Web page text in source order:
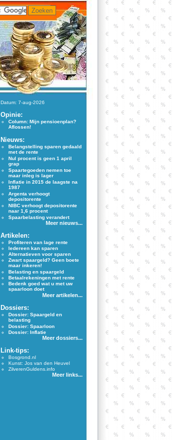
Datum: 7-aug-2026
Opinie:
Column: Mijn pensioenplan?
Aflossen!
Nieuws:
Belangstelling sparen gedaald
met de rente
Nul procent is geen 1 april
grap
Spaartegoeden nemen toe
maar inleg is lager
Inflatie in 2015 de laagste na
1987
Argenta verhoogt
depositorente
NIBC verhoogt depositorente
naar 1,6 procent
Spaarbelasting verandert
Meer nieuws...
Artikelen:
Profiteren van lage rente
Iedereen kan sparen
Alternatieven voor sparen
Zwart spaargeld? Geen boete
maar inkeren!
Belasting en spaargeld
Betaalrekeningen met rente
Bedenk goed wat u met uw
spaarloon doet
Meer artikelen...
Dossiers:
Dossier: Spaargeld en
belasting
Dossier: Spaarloon
Dossier: Inflatie
Meer dossiers...
Link-tips:
Bosgrond.nl
Kunst: Jos van den Heuvel
ZilverenGuldens.info
Meer links...